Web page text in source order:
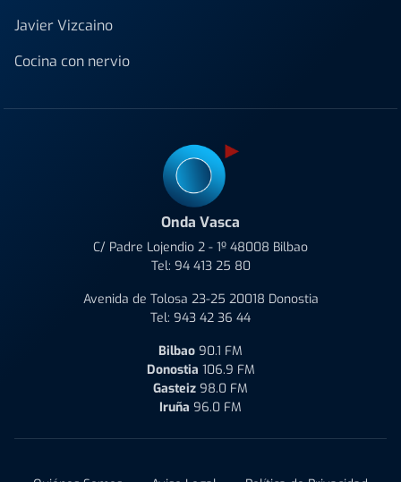
Javier Vizcaino
Cocina con nervio
Onda Vasca
C/ Padre Lojendio 2 - 1º 48008 Bilbao
Tel: 94 413 25 80
Avenida de Tolosa 23-25 20018 Donostia
Tel: 943 42 36 44
Bilbao 90.1 FM
Donostia 106.9 FM
Gasteiz 98.0 FM
Iruña 96.0 FM